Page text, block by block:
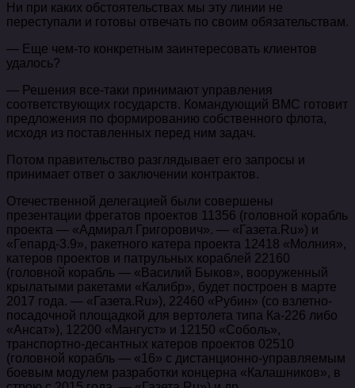
Ни при каких обстоятельствах мы эту линии не
переступали и готовы отвечать по своим обязательствам.
— Еще чем-то конкретным заинтересовать клиентов
удалось?
— Решения все-таки принимают управления
соответствующих государств. Командующий ВМС готовит
предложения по формированию собственного флота,
исходя из поставленных перед ним задач.
Потом правительство разглядывает его запросы и
принимает ответ о заключении контрактов.
Отечественной делегацией были совершены
презентации фрегатов проектов 11356 (головной корабль
проекта — «Адмирал Григорович». — «Газета.Ru») и
«Гепард-3.9», ракетного катера проекта 12418 «Молния»,
катеров проектов и патрульных кораблей 22160
(головной корабль — «Василий Быков», вооруженный
крылатыми ракетами «Калибр», будет построен в марте
2017 года. — «Газета.Ru»), 22460 «Рубин» (со взлетно-
посадочной площадкой для вертолета типа Ка-226 либо
«Ансат»), 12200 «Мангуст» и 12150 «Соболь»,
транспортно-десантных катеров проектов 02510
(головной корабль — «16» с дистанционно-управляемым
боевым модулем разработки концерна «Калашников», в